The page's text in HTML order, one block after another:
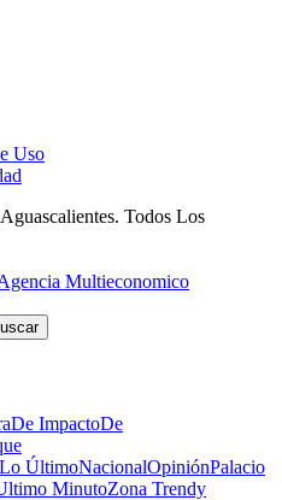
Uso
Todos Los
Multieconomico
De ImpactoDe
Lo ÚltimoNacionalOpiniónPalacio
MinutoZona Trendy